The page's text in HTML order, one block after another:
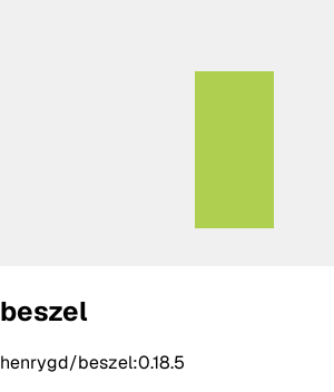
beszel
henrygd/beszel:0.18.5